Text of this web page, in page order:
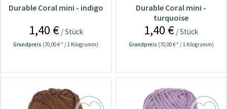
Durable Coral mini - indigo
1,40 €/ Stück
Grundpreis (70,00 € * / 1 Kilogramm)
Durable Coral mini -
turquoise
1,40 € / Stück
Grundpreis (70,00 € * / 1 Kilogramm)